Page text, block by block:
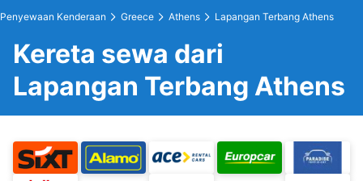
Penyewaan Kenderaan Greece Athens Lapangan Terbang Athens
Kereta sewa dari
Lapangan Terbang Athens